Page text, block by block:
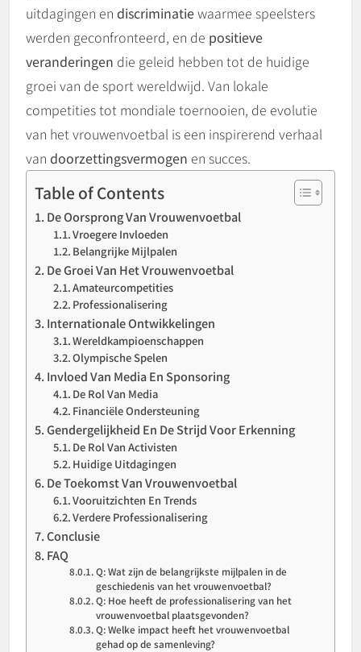
uitdagingen en discriminatiewaarmee speelsters
werden geconfronteerd, en de positieve
veranderingen die geleid hebben tot de huidige
groei van de sport wereldwijd. Van lokale
competities tot mondiale toernooien, de evolutie
van het vrouwenvoetbal is een inspirerend verhaal
van doorzettingsvermogen en succes.
Table of Contents
De Oorsprong Van Vrouwenvoetbal
Vroegere Invloeden
Belangrijke Mijlpalen
De Groei Van Het Vrouwenvoetbal
Amateurcompetities
Professionalisering
Internationale Ontwikkelingen
Wereldkampioenschappen
Olympische Spelen
Invloed Van Media En Sponsoring
De Rol Van Media
Financiële Ondersteuning
Gendergelijkheid En De Strijd Voor Erkenning
De Rol Van Activisten
Huidige Uitdagingen
De Toekomst Van Vrouwenvoetbal
Vooruitzichten En Trends
Verdere Professionalisering
Conclusie
FAQ
Q: Wat zijn de belangrijkste mijlpalen in de
geschiedenis van het vrouwenvoetbal?
Q: Hoe heeft de professionalisering van het
vrouwenvoetbal plaatsgevonden?
Q: Welke impact heeft het vrouwenvoetbal
gehad op de samenleving?